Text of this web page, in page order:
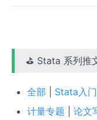
⛳ Stata 系列推
全部 Stata入门
计量专题
论文